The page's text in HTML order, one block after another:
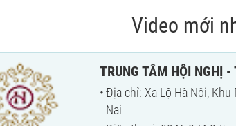
Video mới
TRUNG TÂM HỘI NGHỊ -
Địa chỉ: Xa Lộ Hà Nội, Khu
Nai